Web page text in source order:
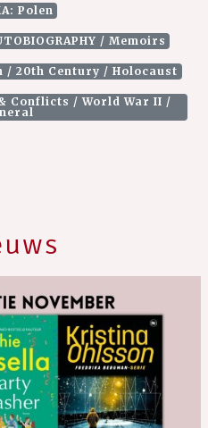
Polen
/ Memoirs
/ 20th Century / Holocaust
& Conflicts / World War II /